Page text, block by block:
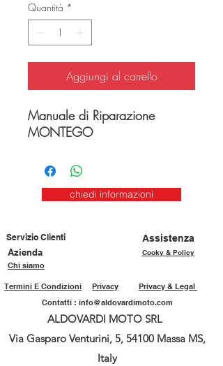
Quantità *
Aggiungi al carrello
Manuale di Riparazione
MONTEGO
chiedi informazioni
Servizio Clienti
Assistenza
Azienda
Cooky & Policy
Chi siamo
Privacy & Legal
Privacy
Termini E Condizioni
Contatti : info@aldovardimoto.com
ALDOVARDI MOTO SRL
Via Gasparo Venturini, 5, 54100 Massa MS,
Italy